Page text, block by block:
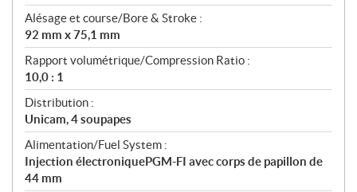
Alésage et course/Bore & Stroke :
92 mm x 75,1 mm
Rapport volumétrique/Compression Ratio :
10,0 : 1
Distribution :
Unicam, 4 soupapes
Alimentation/Fuel System :
Injection électroniquePGM-FI avec corps de papillon de
44 mm